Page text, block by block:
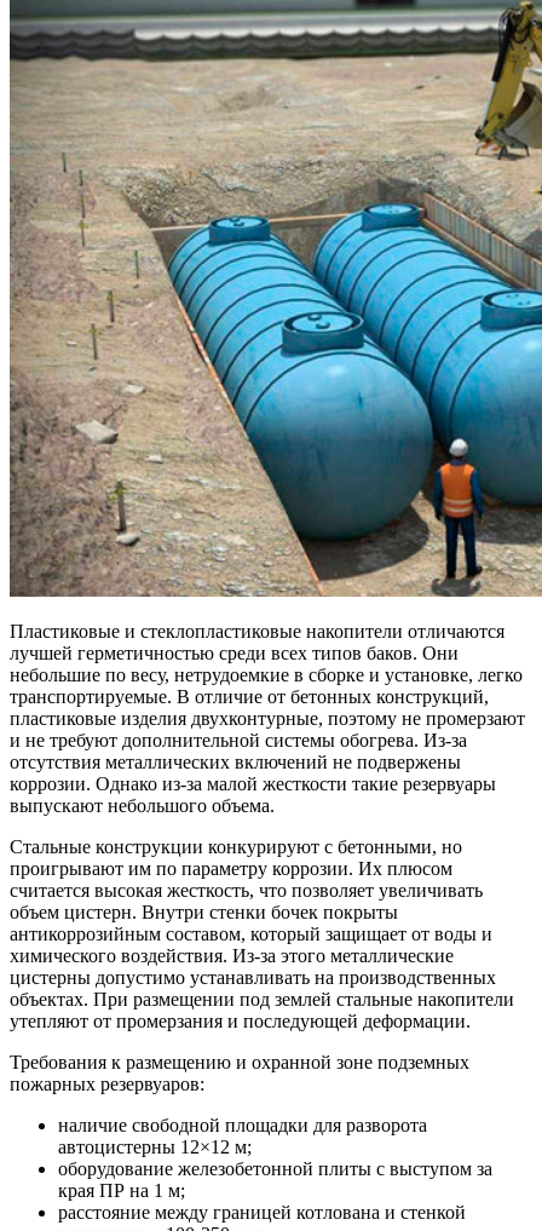
Пластиковые и стеклопластиковые накопители отличаются
лучшей герметичностью среди всех типов баков. Они
небольшие по весу, нетрудоемкие в сборке и установке, легко
транспортируемые. В отличие от бетонных конструкций,
пластиковые изделия двухконтурные, поэтому не промерзают
и не требуют дополнительной системы обогрева. Из-за
отсутствия металлических включений не подвержены
коррозии. Однако из-за малой жесткости такие резервуары
выпускают небольшого объема.
Стальные конструкции конкурируют с бетонными, но
проигрывают им по параметру коррозии. Их плюсом
считается высокая жесткость, что позволяет увеличивать
объем цистерн. Внутри стенки бочек покрыты
антикоррозийным составом, который защищает от воды и
химического воздействия. Из-за этого металлические
цистерны допустимо устанавливать на производственных
объектах. При размещении под землей стальные накопители
утепляют от промерзания и последующей деформации.
Требования к размещению и охранной зоне подземных
пожарных резервуаров:
наличие свободной площадки для разворота
автоцистерны 12×12 м;
оборудование железобетонной плиты с выступом за
края ПР на 1 м;
расстояние между границей котлована и стенкой